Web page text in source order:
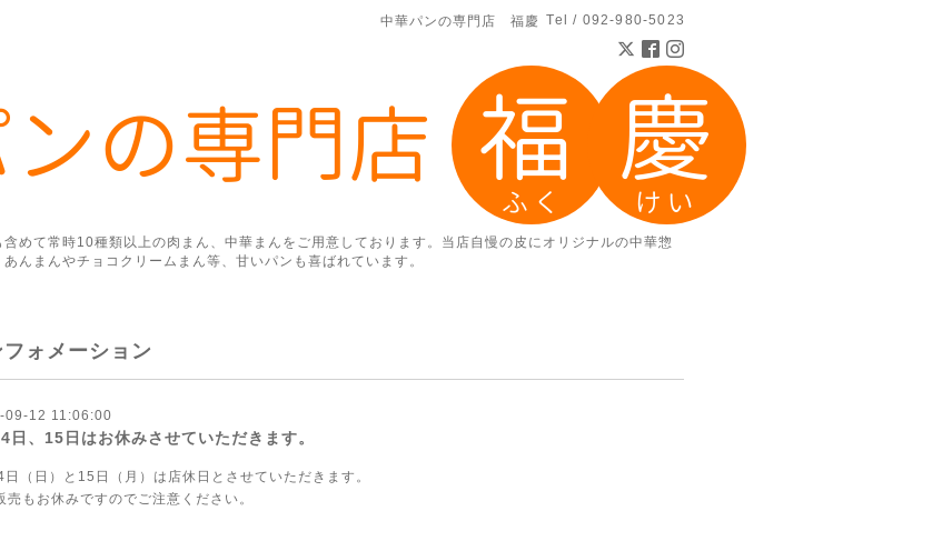
中華パンの専門店 福慶 Tel / 092-980-5023
めて常時10種類以上の肉まん、中華まんをご用意しております。当店自慢の皮にオリジナルの中華惣
んまんやチョコクリームまん等、甘いパンも喜ばれています。
フォメーション
09-12 11:06:00
日、15日はお休みさせていただきます。
（日）と15日（月）は店休日とさせていただきます。
売もお休みですのでご注意ください。